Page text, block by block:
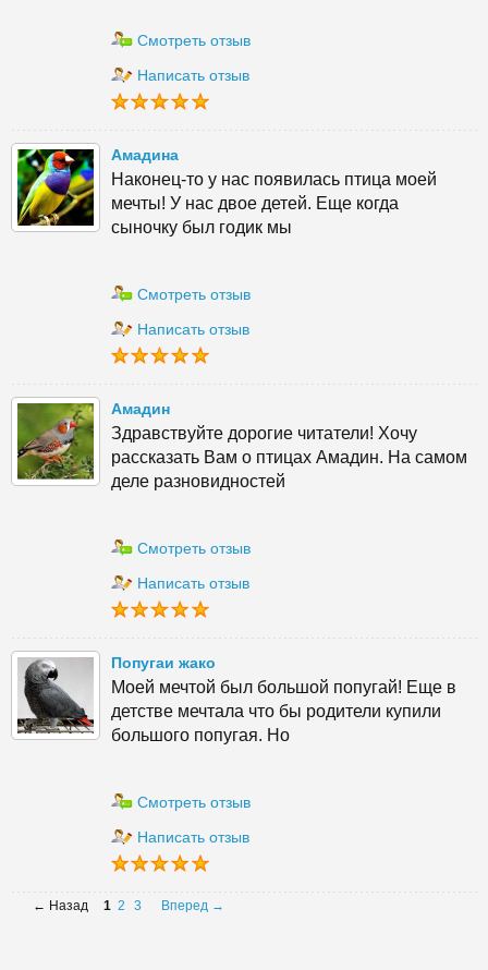
Смотреть отзыв
Написать отзыв
Амадина
Наконец-то у нас появилась птица моей
мечты! У нас двое детей. Еще когда
сыночку был годик мы
Смотреть отзыв
Написать отзыв
Амадин
Здравствуйте дорогие читатели! Хочу
рассказать Вам о птицах Амадин. На самом
деле разновидностей
Смотреть отзыв
Написать отзыв
Попугаи жако
Моей мечтой был большой попугай! Еще в
детстве мечтала что бы родители купили
большого попугая. Но
Смотреть отзыв
Написать отзыв
← Назад 1 2 3 Вперед →